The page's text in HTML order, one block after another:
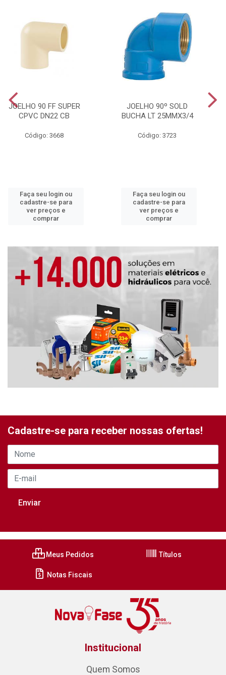
JOELHO 90 FF SUPER
CPVC DN22 CB
Código: 3668
Faça seu login ou
cadastre-se para
ver preços e
comprar
JOELHO 90º SOLD
BUCHA LT 25MMX3/4
Código: 3723
Faça seu login ou
cadastre-se para
ver preços e
comprar
Cadastre-se para receber nossas ofertas!
Meus Pedidos Títulos
Notas Fiscais
Institucional
Quem Somos